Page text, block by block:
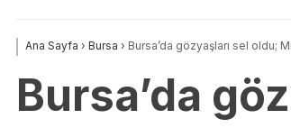
Ana Sayfa › Bursa › Bursa’da gözyaşları sel oldu;
Bursa’da